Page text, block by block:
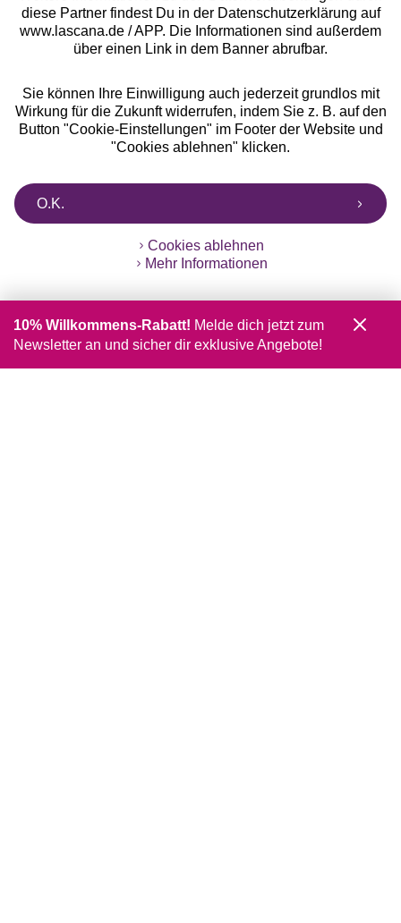
diese Partner findest Du in der Datenschutzerklärung auf
www.lascana.de / APP. Die Informationen sind außerdem
über einen Link in dem Banner abrufbar.
Sie können Ihre Einwilligung auch jederzeit grundlos mit
Wirkung für die Zukunft widerrufen, indem Sie z. B. auf den
Button "Cookie-Einstellungen" im Footer der Website und
"Cookies ablehnen" klicken.
O.K.
Cookies ablehnen
Mehr Informationen
10% Willkommens-Rabatt! Melde dich jetzt zum
Newsletter an und sicher dir exklusive Angebote!